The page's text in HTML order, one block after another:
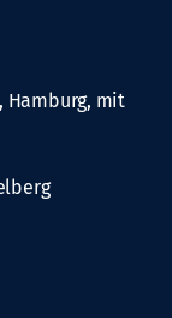
Hamburg, mit